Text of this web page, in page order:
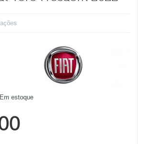
Em estoque